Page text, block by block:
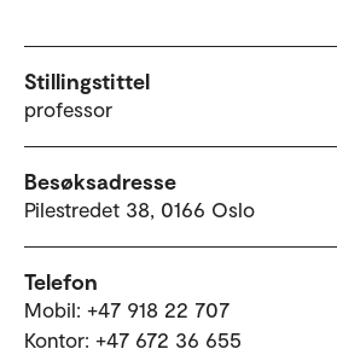
Stillingstittel
professor
Besøksadresse
Pilestredet 38, 0166 Oslo
Telefon
Mobil: +47 918 22 707
Kontor: +47 672 36 655